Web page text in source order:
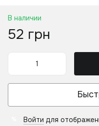
В наличии
52 грн
Войти для